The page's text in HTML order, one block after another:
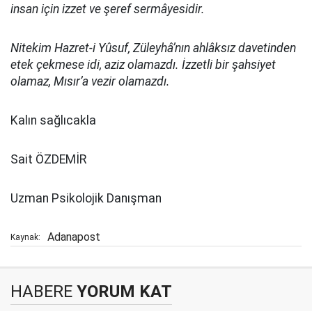
insan için izzet ve şeref sermâyesidir.
Nitekim Hazret-i Yûsuf, Züleyhâ’nın ahlâksız davetinden
etek çekmese idi, aziz olamazdı. İzzetli bir şahsiyet
olamaz, Mısır’a vezir olamazdı.
Kalın sağlıcakla
Sait ÖZDEMİR
Uzman Psikolojik Danışman
Kaynak: Adanapost
HABERE YORUM KAT